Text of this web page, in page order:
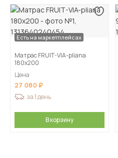
Есть на маркетплейсах
Матрас FRUIT-VIA-pliana
180х200
Цена
27 080
за 1 день
В корзину